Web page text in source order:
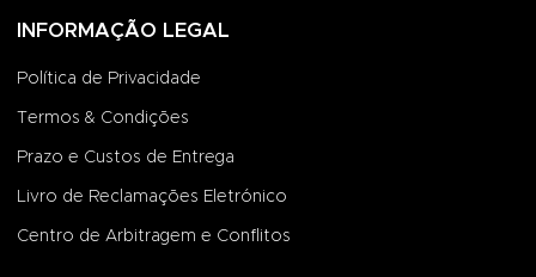
INFORMAÇÃO LEGAL
Política de Privacidade
Termos & Condições
Prazo e Custos de Entrega
Livro de Reclamações Eletrónico
Centro de Arbitragem e Conflitos